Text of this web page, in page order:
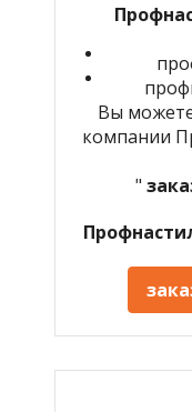
Вы
компании
"